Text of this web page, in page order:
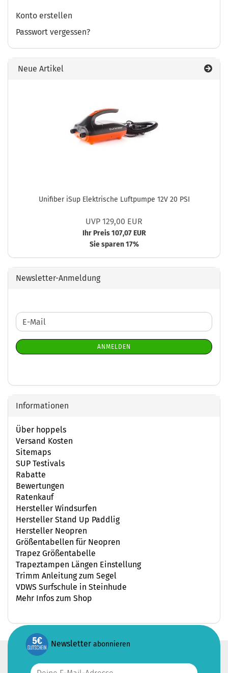
Konto erstellen
Passwort vergessen?
Neue Artikel
Unifiber iSup Elektrische Luftpumpe 12V 20 PSI
UVP 129,00 EUR
Ihr Preis 107,07 EUR
Sie sparen 17%
Newsletter-Anmeldung
WEITER
ZUR
NEWSLETTER-
ANMELDUNG
E-
Mail
ANMELDEN
Informationen
Über hoppels
Versand Kosten
Sitemaps
SUP Testivals
Rabatte
Bewertungen
Ratenkauf
Hersteller Windsurfen
Hersteller Stand Up Paddlig
Hersteller Neopren
Größentabellen für Neopren
Trapez Größentabelle
Trapeztampen Längen Einstellung
Trimm Anleitung zum Segel
VDWS Surfschule in Steinhude
Mehr Infos zum Shop
Newsletter abonnieren